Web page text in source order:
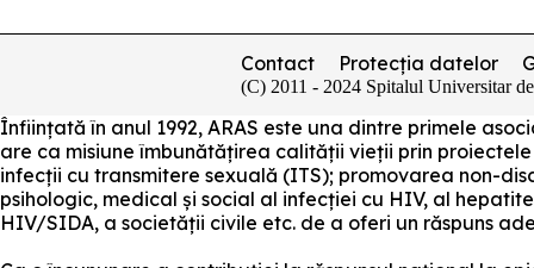
Contact Protecția datelor
(C) 2011 - 2024 Spitalul Universitar
Înființată în anul 1992, ARAS este una dintre primele
are ca misiune îmbunătățirea calității vieții prin
infecții cu transmitere sexuală (ITS); promovarea non-
psihologic, medical și social al infecției cu HIV, al
HIV/SIDA, a societății civile etc. de a oferi un răspuns